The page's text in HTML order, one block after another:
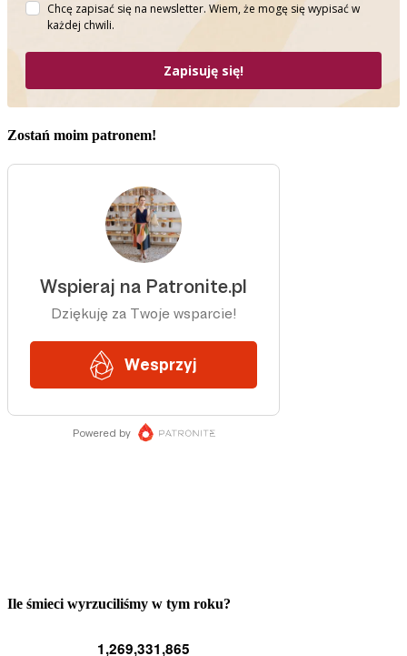
Chcę zapisać się na newsletter. Wiem, że mogę się wypisać w
każdej chwili.
Zapisuję się!
Zostań moim patronem!
Ile śmieci wyrzuciliśmy w tym roku?